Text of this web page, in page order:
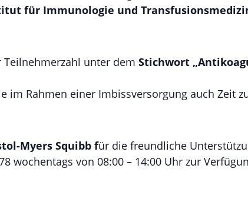
für Immunologie und
Teilnehmerzahl unter dem Stichwort
im Rahmen einer Imbissversorgung auch Zeit
Myers Squibb für die freundliche
wochentags von 08:00 – 14:00 Uhr zur